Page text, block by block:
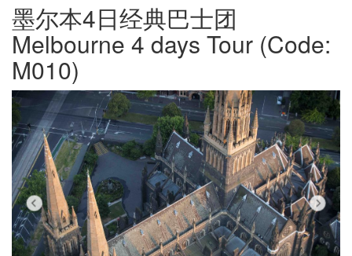
墨尔本4日经典巴士团
Melbourne 4 days Tour (Code:
M010)